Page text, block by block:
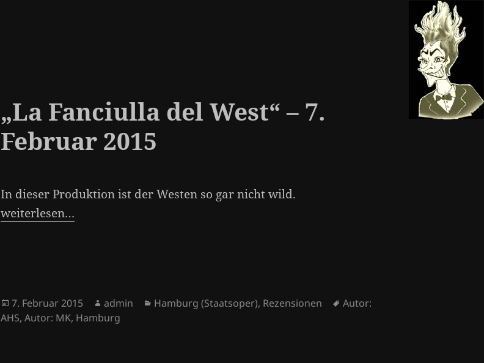
„La Fanciulla del West“ – 7.
Februar 2015
In dieser Produktion ist der Westen so gar nicht wild.
weiterlesen…
Veröffentlicht
am
7. Februar 2015 Autor
admin Kategorien
Hamburg (Staatsoper), Rezensionen Schlagwörter
Autor:
AHS,Autor: MK, Hamburg